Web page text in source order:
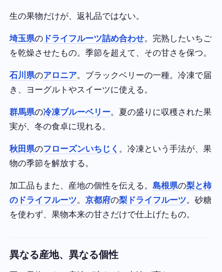
生の果物だけが、返礼品ではない。
埼玉県の ドライフルーツ詰め合わせ。完熟したいちご
を乾燥させたもの。季節を超えて、その甘さを保つ。
石川県のアロニア。ブラックベリーの一種。冷凍で届
き、ヨーグルトやスイーツに使える。
群馬県の冷凍ブルーベリー。夏の盛りに収穫された果
実が、冬の食卓に現れる。
秋田県のフローズンいちじく 。冷凍という手法が、果
物の季節を解放する。
加工品もまた、産地の個性を伝える。島根県の梨と柿
のドライフルーツ。京都府の梨ドライフルーツ。砂糖
を使わず、果物本来の甘さだけで仕上げたもの。
異なる産地、異なる個性